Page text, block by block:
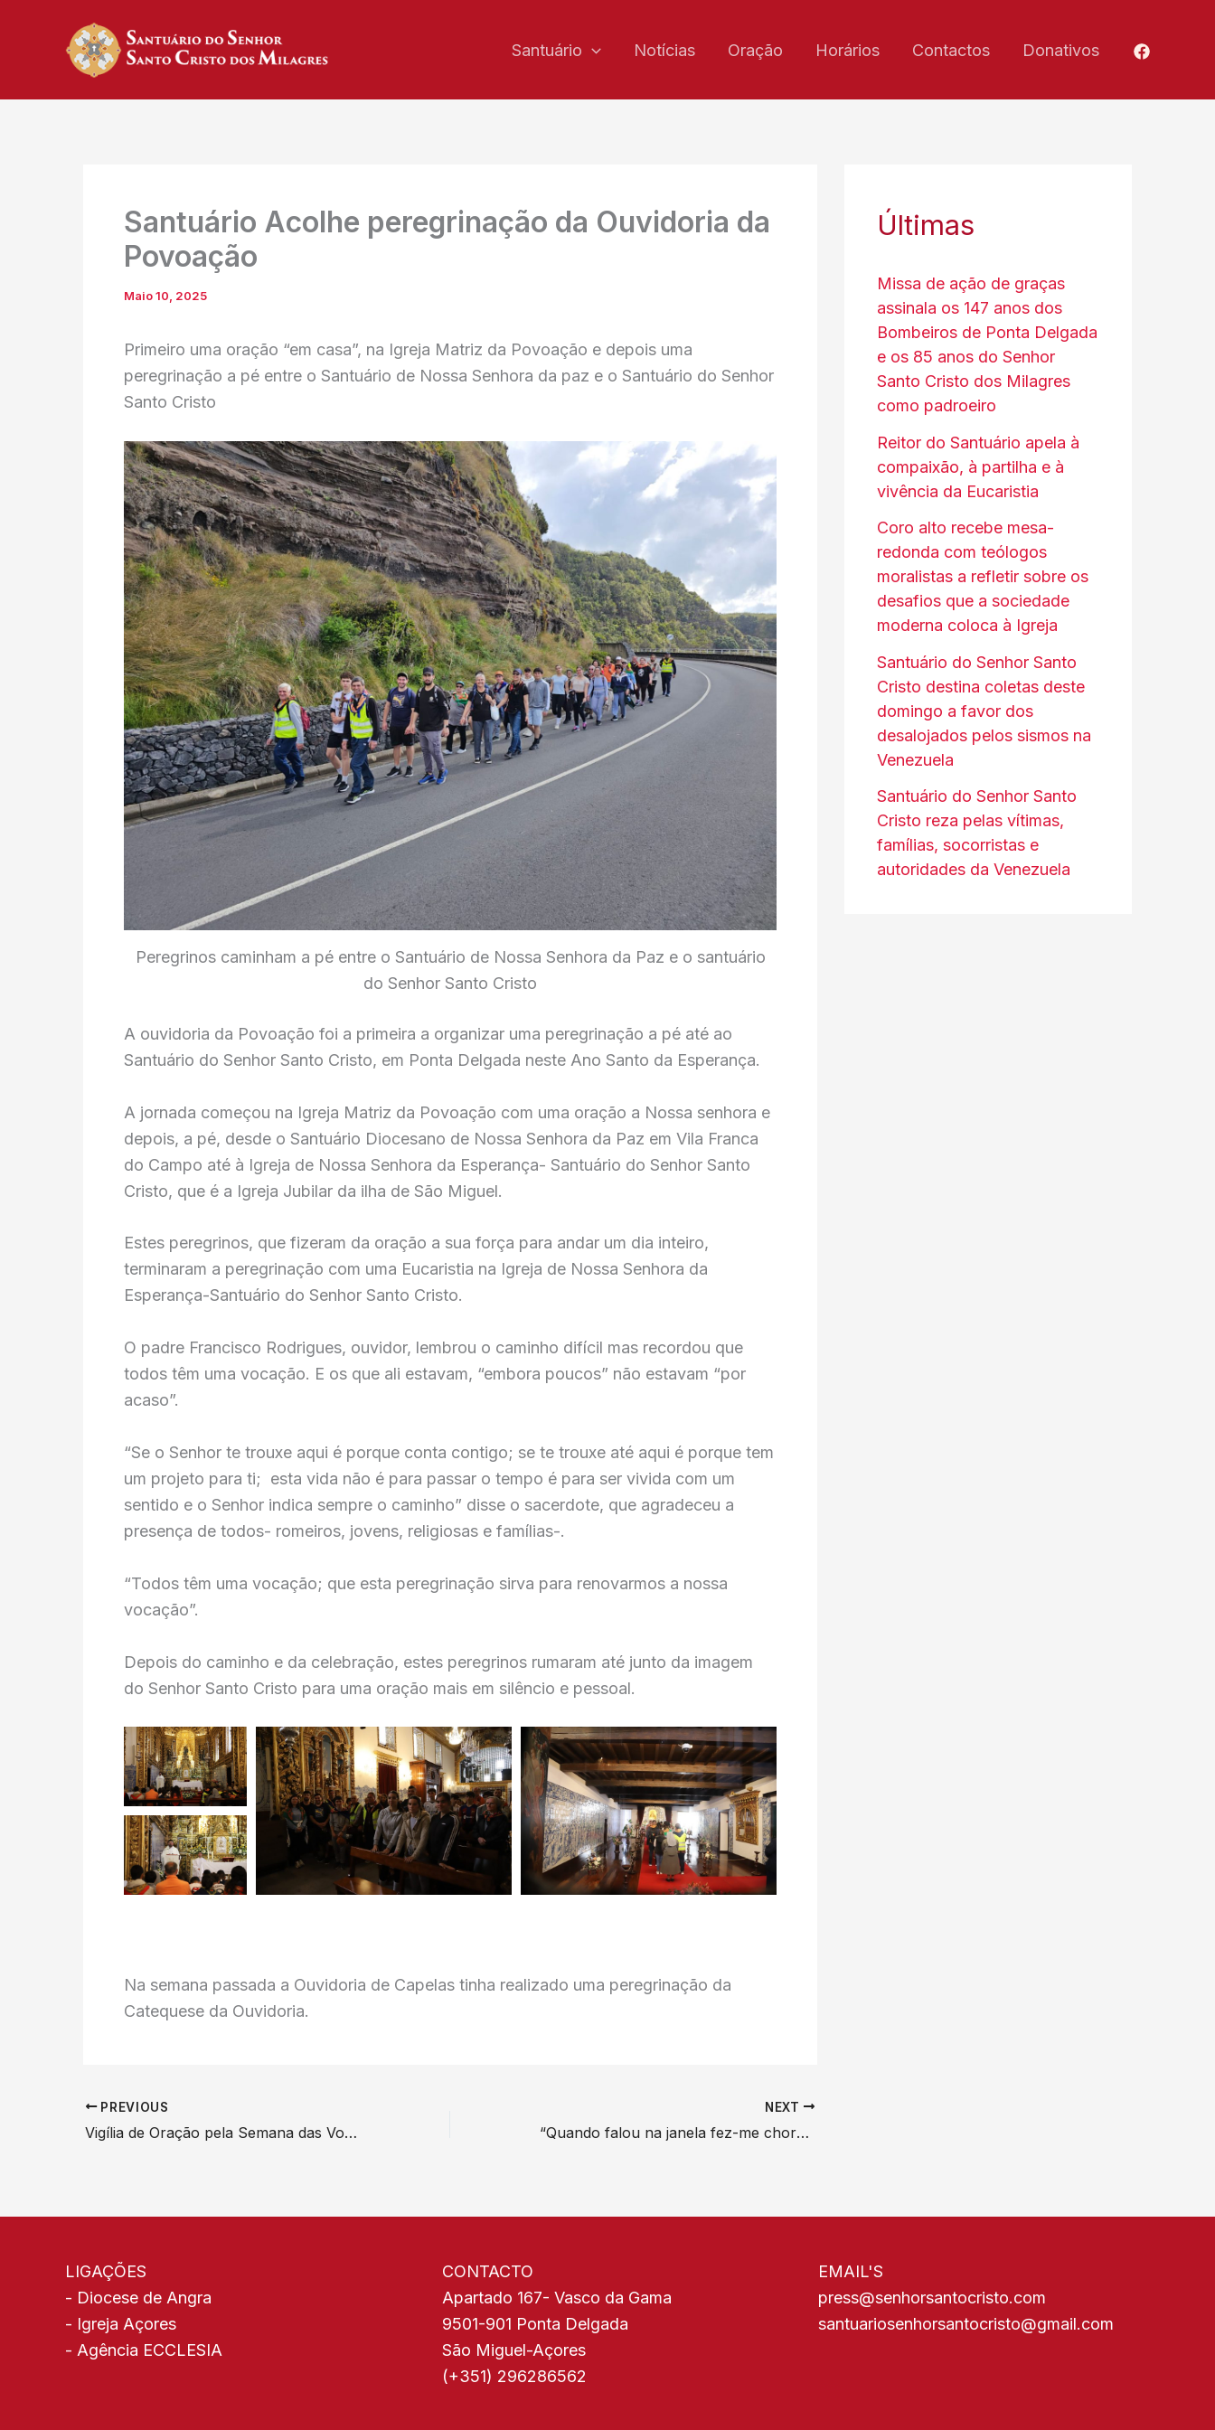
Santuário Notícias Oração Horários Contactos Donativos
Santuário Acolhe peregrinação da Ouvidoria da
Povoação
Maio 10, 2025
Primeiro uma oração “em casa”, na Igreja Matriz da Povoação e depois uma
peregrinação a pé entre o Santuário de Nossa Senhora da paz e o Santuário do Senhor
Santo Cristo
Peregrinos caminham a pé entre o Santuário de Nossa Senhora da Paz e o santuário
do Senhor Santo Cristo
A ouvidoria da Povoação foi a primeira a organizar uma peregrinação a pé até ao
Santuário do Senhor Santo Cristo, em Ponta Delgada neste Ano Santo da Esperança.
A jornada começou na Igreja Matriz da Povoação com uma oração a Nossa senhora e
depois, a pé, desde o Santuário Diocesano de Nossa Senhora da Paz em Vila Franca
do Campo até à Igreja de Nossa Senhora da Esperança- Santuário do Senhor Santo
Cristo, que é a Igreja Jubilar da ilha de São Miguel.
Estes peregrinos, que fizeram da oração a sua força para andar um dia inteiro,
terminaram a peregrinação com uma Eucaristia na Igreja de Nossa Senhora da
Esperança-Santuário do Senhor Santo Cristo.
O padre Francisco Rodrigues, ouvidor, lembrou o caminho difícil mas recordou que
todos têm uma vocação. E os que ali estavam, “embora poucos” não estavam “por
acaso”.
“Se o Senhor te trouxe aqui é porque conta contigo; se te trouxe até aqui é porque tem
um projeto para ti; esta vida não é para passar o tempo é para ser vivida com um
sentido e o Senhor indica sempre o caminho” disse o sacerdote, que agradeceu a
presença de todos- romeiros, jovens, religiosas e famílias-.
“Todos têm uma vocação; que esta peregrinação sirva para renovarmos a nossa
vocação”.
Depois do caminho e da celebração, estes peregrinos rumaram até junto da imagem
do Senhor Santo Cristo para uma oração mais em silêncio e pessoal.
Na semana passada a Ouvidoria de Capelas tinha realizado uma peregrinação da
Catequese da Ouvidoria.
PREVIOUS
Vigília de Oração pela Semana das Vocações juntou jovens e consagrados na Igreja da Esperança
NEXT
“Quando falou na janela fez-me chorar: nasceu nos EUA mas tem coração peruano”, afirma um dos três bispos que ordenou o Papa
Últimas
Missa de ação de graças
assinala os 147 anos dos
Bombeiros de Ponta Delgada
e os 85 anos do Senhor
Santo Cristo dos Milagres
como padroeiro
Reitor do Santuário apela à
compaixão, à partilha e à
vivência da Eucaristia
Coro alto recebe mesa-
redonda com teólogos
moralistas a refletir sobre os
desafios que a sociedade
moderna coloca à Igreja
Santuário do Senhor Santo
Cristo destina coletas deste
domingo a favor dos
desalojados pelos sismos na
Venezuela
Santuário do Senhor Santo
Cristo reza pelas vítimas,
famílias, socorristas e
autoridades da Venezuela
LIGAÇÕES
- Diocese de Angra
- Igreja Açores
- Agência ECCLESIA
CONTACTO
Apartado 167- Vasco da Gama
9501-901 Ponta Delgada
São Miguel-Açores
(+351) 296286562
EMAIL'S
press@senhorsantocristo.com
santuariosenhorsantocristo@gmail.com